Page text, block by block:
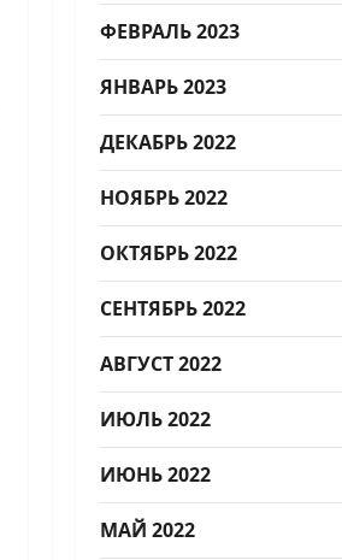
ФЕВРАЛЬ 2023
ЯНВАРЬ 2023
ДЕКАБРЬ 2022
НОЯБРЬ 2022
ОКТЯБРЬ 2022
СЕНТЯБРЬ 2022
АВГУСТ 2022
ИЮЛЬ 2022
ИЮНЬ 2022
МАЙ 2022